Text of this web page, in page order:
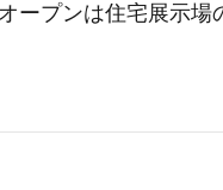
ープンは住宅展示場